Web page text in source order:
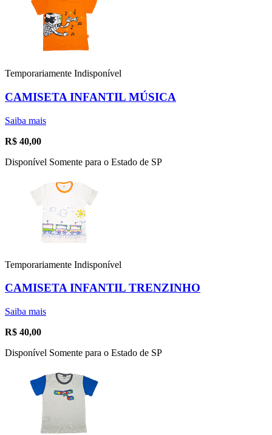
Temporariamente Indisponível
CAMISETA INFANTIL MÚSICA
Saiba mais
R$ 40,00
Disponível Somente para o Estado de SP
Temporariamente Indisponível
CAMISETA INFANTIL TRENZINHO
Saiba mais
R$ 40,00
Disponível Somente para o Estado de SP